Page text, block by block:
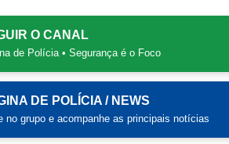
O CANAL
de Polícia • Segurança é o Foco
DE POLÍCIA / NEWS
no grupo e acompanhe as principais notícias